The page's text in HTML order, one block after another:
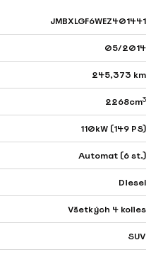
JMBXLGF6WEZ401441
05/2014
245,373 km
2268cm3
110kW (149 PS)
Automat (6 st.)
Diesel
Všetkých 4 kolies
SUV